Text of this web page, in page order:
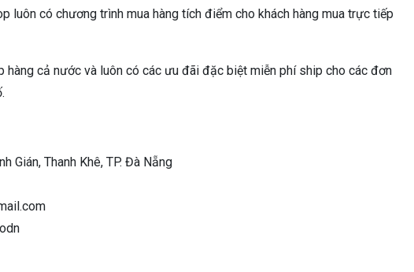
luôn có chương trình mua hàng tích điểm cho khách hàng mua trực tiếp
hàng cả nước và luôn có các ưu đãi đặc biệt miễn phí ship cho các đơn
Gián, Thanh Khê, TP. Đà Nẵng